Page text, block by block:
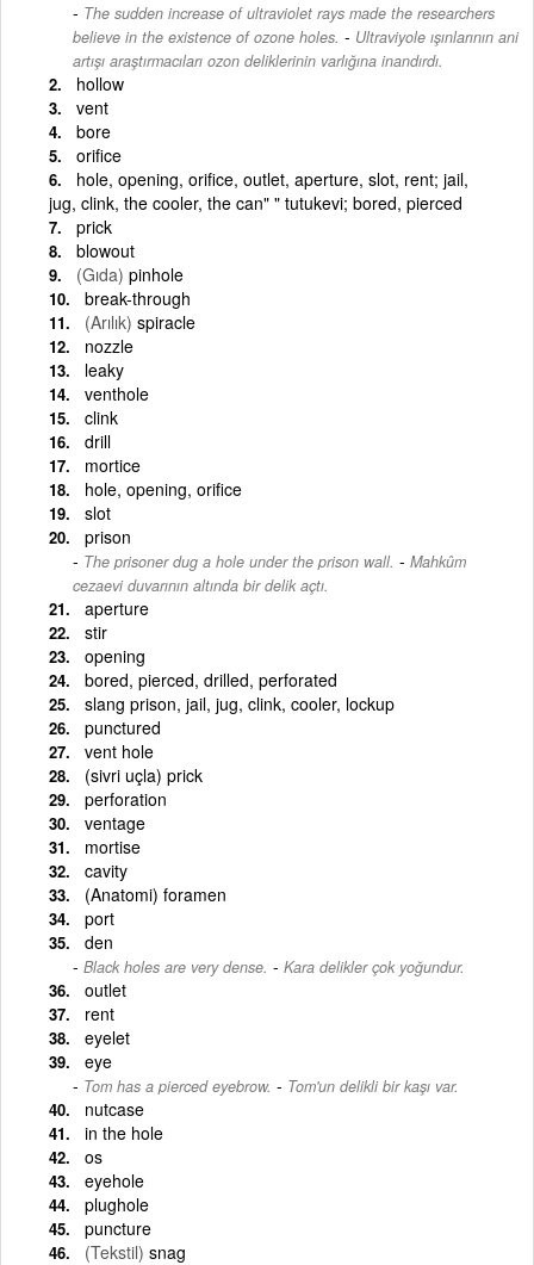
The sudden increase of ultraviolet rays made the researchers
believe in the existence of ozone holes. - Ultraviyole ışınlarının ani
artışı araştırmacıları ozon deliklerinin varlığına inandırdı.
hollow
vent
bore
orifice
hole, opening, orifice, outlet, aperture, slot, rent; jail,
jug, clink, the cooler, the can" " tutukevi; bored, pierced
prick
blowout
(Gıda) pinhole
break-through
(Arılık) spiracle
nozzle
leaky
venthole
clink
drill
mortice
hole, opening, orifice
slot
prison
The prisoner dug a hole under the prison wall. - Mahkûm
cezaevi duvarının altında bir delik açtı.
aperture
stir
opening
bored, pierced, drilled, perforated
slang prison, jail, jug, clink, cooler, lockup
punctured
vent hole
(sivri uçla) prick
perforation
ventage
mortise
cavity
(Anatomi) foramen
port
den
Black holes are very dense. - Kara delikler çok yoğundur.
outlet
rent
eyelet
eye
Tom has a pierced eyebrow. - Tom'un delikli bir kaşı var.
nutcase
in the hole
os
eyehole
plughole
puncture
(Tekstil) snag